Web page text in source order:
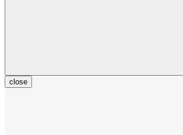
close